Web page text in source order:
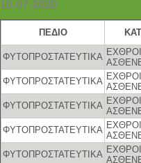
10-07-2020
ΠΕΔΙΟ
ΦΥΤΟΠΡΟΣΤΑΤΕΥΤΙΚΑ
ΦΥΤΟΠΡΟΣΤΑΤΕΥΤΙΚΑ
ΦΥΤΟΠΡΟΣΤΑΤΕΥΤΙΚΑ
ΦΥΤΟΠΡΟΣΤΑΤΕΥΤΙΚΑ
ΦΥΤΟΠΡΟΣΤΑΤΕΥΤΙΚΑ